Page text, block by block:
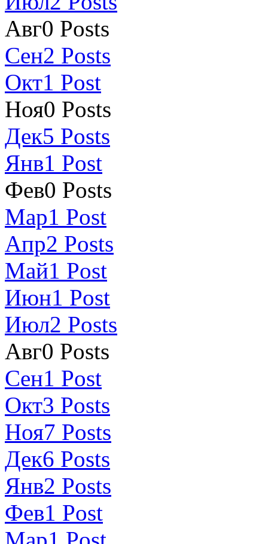
Авг0 Posts
Сен2 Posts
Окт1 Post
Ноя0 Posts
Дек5 Posts
Янв1 Post
Фев0 Posts
Мар1 Post
Апр2 Posts
Май1 Post
Июн1 Post
Июл2 Posts
Авг0 Posts
Сен1 Post
Окт3 Posts
Ноя7 Posts
Дек6 Posts
Янв2 Posts
Фев1 Post